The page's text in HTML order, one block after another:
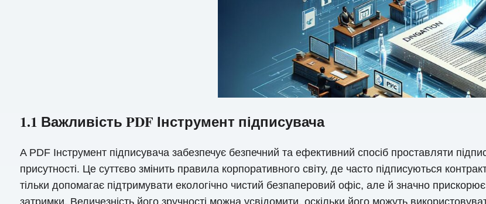
1.1 Важливість PDF Інструмент підписувача
A PDF Інструмент підписувача забезпечує безпечний та ефективний спосіб проставляти
присутності. Це суттєво змінить правила корпоративного світу, де часто підписуються
тільки допомагає підтримувати екологічно чистий безпаперовий офіс, але й значно